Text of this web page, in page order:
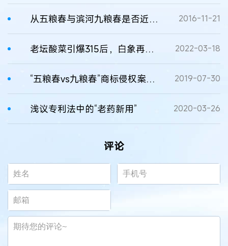
从五粮春与滨河九粮春是否近似谈不同阶段的商标近似判断方法 2016-11-21
老坛酸菜引爆315后，白象再次出圈？ 2022-03-18
“五粮春vs九粮春”商标侵权案再审民事判决书 2019-07-30
浅议专利法中的“老药新用” 2020-03-26
评论